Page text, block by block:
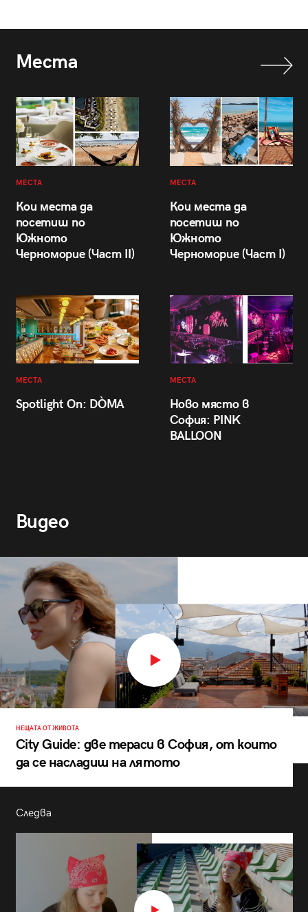
Места
МЕСТА
Кои места да
посетиш по
Южното
Черноморие (Част II)
МЕСТА
Кои места да
посетиш по
Южното
Черноморие (Част I)
МЕСТА
Spotlight On: DÒMA
МЕСТА
Ново място в
София: PINK
BALLOON
Видео
НЕЩАТА ОТ ЖИВОТА
City Guide: две тераси в София, от които
да се насладиш на лятото
Следва